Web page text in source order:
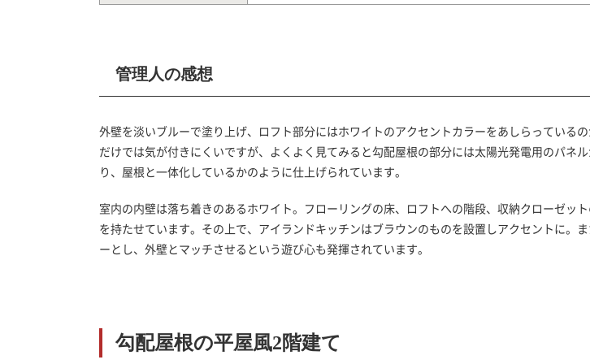
管理人の感想
外壁を淡いブルーで塗り上げ、ロフト部分にはホワイトのアクセントカラーをあしらっている
だけでは気が付きにくいですが、よくよく見てみると勾配屋根の部分には太陽光発電用のパネ
り、屋根と一体化しているかのように仕上げられています。
室内の内壁は落ち着きのあるホワイト。フローリングの床、ロフトへの階段、収納クローゼッ
を持たせています。その上で、アイランドキッチンはブラウンのものを設置しアクセントに。
ーとし、外壁とマッチさせるという遊び心も発揮されています。
勾配屋根の平屋風2階建て